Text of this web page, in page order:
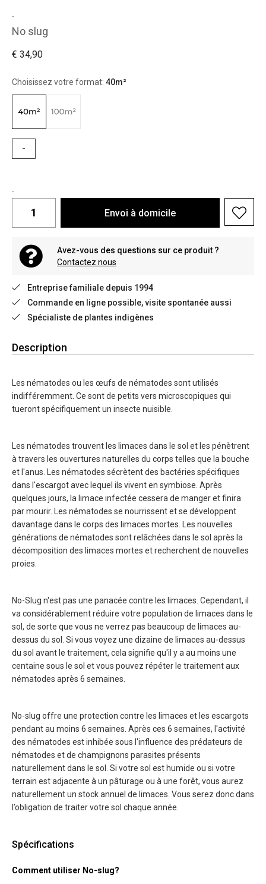
.
No slug
€ 34,90
Choisissez votre format: 40m²
-
.
Envoi à domicile
Avez-vous des questions sur ce produit ?
Contactez nous
Entreprise familiale depuis 1994
Commande en ligne possible, visite spontanée aussi
Spécialiste de plantes indigènes
Description
Les nématodes ou les œufs de nématodes sont utilisés
indifféremment. Ce sont de petits vers microscopiques qui
tueront spécifiquement un insecte nuisible.
Les nématodes trouvent les limaces dans le sol et les pénètrent
à travers les ouvertures naturelles du corps telles que la bouche
et l'anus. Les nématodes sécrètent des bactéries spécifiques
dans l'escargot avec lequel ils vivent en symbiose. Après
quelques jours, la limace infectée cessera de manger et finira
par mourir. Les nématodes se nourrissent et se développent
davantage dans le corps des limaces mortes. Les nouvelles
générations de nématodes sont relâchées dans le sol après la
décomposition des limaces mortes et recherchent de nouvelles
proies.
No-Slug n'est pas une panacée contre les limaces. Cependant, il
va considérablement réduire votre population de limaces dans le
sol, de sorte que vous ne verrez pas beaucoup de limaces au-
dessus du sol. Si vous voyez une dizaine de limaces au-dessus
du sol avant le traitement, cela signifie qu'il y a au moins une
centaine sous le sol et vous pouvez répéter le traitement aux
nématodes après 6 semaines.
No-slug offre une protection contre les limaces et les escargots
pendant au moins 6 semaines. Après ces 6 semaines, l'activité
des nématodes est inhibée sous l'influence des prédateurs de
nématodes et de champignons parasites présents
naturellement dans le sol. Si votre sol est humide ou si votre
terrain est adjacente à un pâturage ou à une forêt, vous aurez
naturellement un stock annuel de limaces. Vous serez donc dans
l’obligation de traiter votre sol chaque année.
Spécifications
Comment utiliser No-slug?